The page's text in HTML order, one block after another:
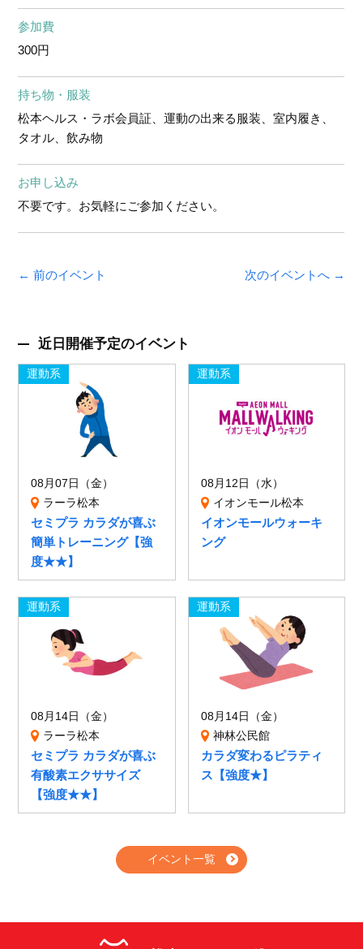
参加費
300円
持ち物・服装
松本ヘルス・ラボ会員証、運動の出来る服装、室内履き、
タオル、飲み物
お申し込み
不要です。お気軽にご参加ください。
← 前のイベント 次のイベントへ →
近日開催予定のイベント
運動系
08月07日（金）
ラーラ松本
セミプラ カラダが喜ぶ
簡単トレーニング【強
度★★】
運動系
08月12日（水）
イオンモール松本
イオンモールウォーキ
ング
運動系
08月14日（金）
ラーラ松本
セミプラ カラダが喜ぶ
有酸素エクササイズ
【強度★★】
運動系
08月14日（金）
神林公民館
カラダ変わるピラティ
ス【強度★】
イベント一覧